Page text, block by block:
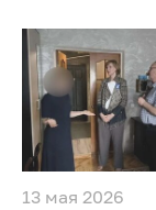
13 мая 2026